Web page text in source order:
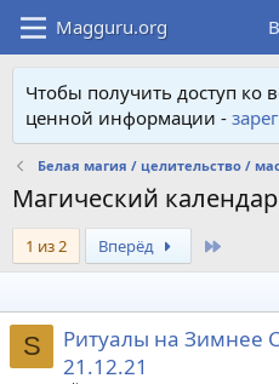
Чтобы получить доступ ко
ценной информации -
Белая магия / целительство /
Магический
1 из 2 Вперёд
S
Ритуалы на Зимнее
21.12.21